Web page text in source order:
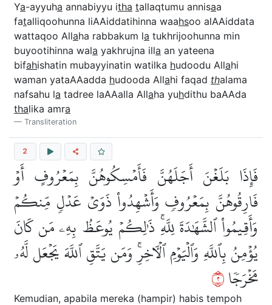
Ya-ayyuha annabiyyu itha tallaqtumu annisaa
fatalliqoohunna liAAiddatihinna waahsoo alAAiddata
wattaqoo Allaha rabbakum la tukhrijoohunna min
buyootihinna wala yakhrujna illa an yateena
bifahishatin mubayyinatin watilka hudoodu Allahi
waman yataAAadda hudooda Allahi faqad thalama
nafsahu la tadree laAAalla Allaha yuhdithu baAAda
thalika amra
Transliteration
2
فَإِذَا بَلَغۡنَ أَجَلَهُنَّ فَأَمۡسِكُوهُنَّ بِمَعۡرُوفٍ أَوۡ
فَارِقُوهُنَّ بِمَعۡرُوفٖ وَأَشۡهِدُواْ ذَوَيۡ عَدۡلٖ مِّنكُمۡ
وَأَقِيمُواْ ٱلشَّهَٰدَةَ لِلَّهِۚ ذَٰلِكُمۡ يُوعَظُ بِهِۦ مَن كَانَ
يُؤۡمِنُ بِٱللَّهِ وَٱلۡيَوۡمِ ٱلۡأٓخِرِۚ وَمَن يَتَّقِ ٱللَّهَ يَجۡعَل لَّهُۥ
مَخۡرَجٗا٢
Kemudian, apabila mereka (hampir) habis tempoh